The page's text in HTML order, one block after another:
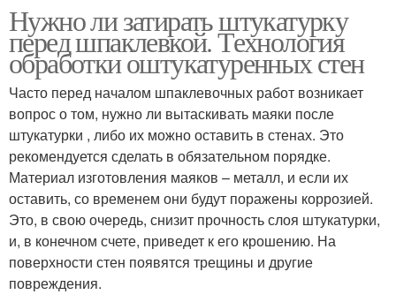
Нужно ли затирать штукатурку
перед шпаклевкой. Технология
обработки оштукатуренных стен
Часто перед началом шпаклевочных работ возникает
вопрос о том, нужно ли вытаскивать маяки после
штукатурки , либо их можно оставить в стенах. Это
рекомендуется сделать в обязательном порядке.
Материал изготовления маяков – металл, и если их
оставить, со временем они будут поражены коррозией.
Это, в свою очередь, снизит прочность слоя штукатурки,
и, в конечном счете, приведет к его крошению. На
поверхности стен появятся трещины и другие
повреждения.